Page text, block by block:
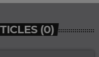
(0)